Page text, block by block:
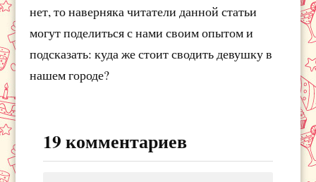
нет, то наверняка читатели данной статьи
могут поделиться с нами своим опытом и
подсказать: куда же стоит сводить девушку в
нашем городе?
19 комментариев